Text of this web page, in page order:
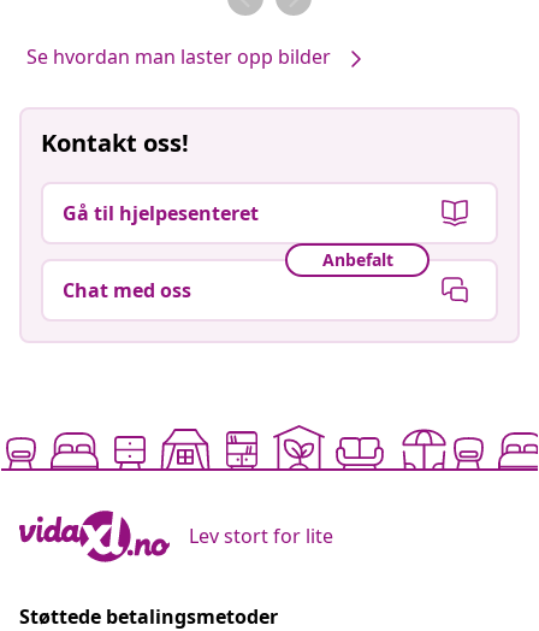
Se hvordan man laster opp bilder
Kontakt oss!
Gå til hjelpesenteret
Anbefalt
Chat med oss
Lev stort for lite
Støttede betalingsmetoder